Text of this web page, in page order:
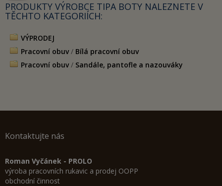
PRODUKTY VÝROBCE TIPA BOTY NALEZNETE V
TĚCHTO KATEGORIÍCH:
VÝPRODEJ
Pracovní obuv/ Bílá pracovní obuv
Pracovní obuv/ Sandále, pantofle a nazouváky
Kontaktujte nás
Roman Vyčánek - PROLO
výroba pracovních rukavic a prodej OOPP
obchodní činnost